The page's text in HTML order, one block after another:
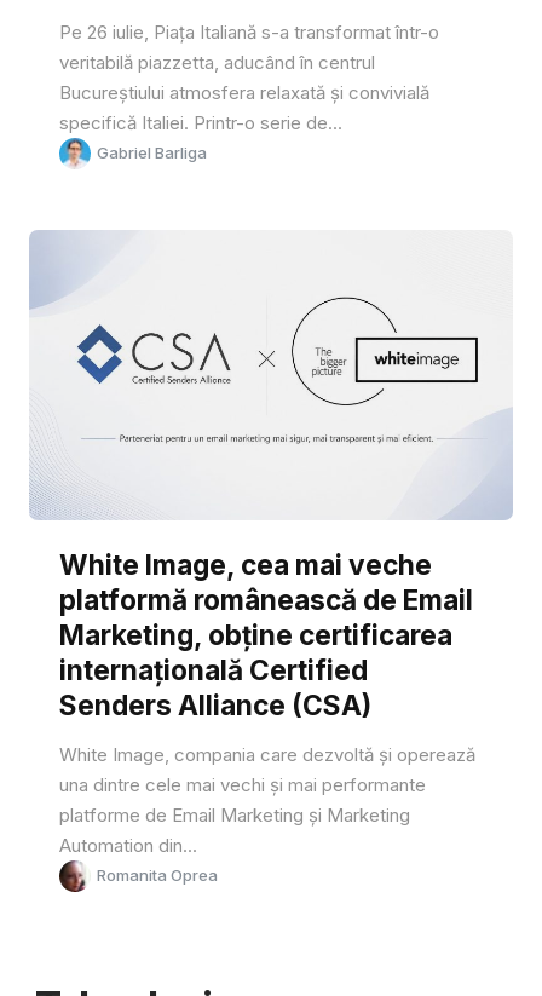
Pe 26 iulie, Piața Italiană s-a transformat într-o
veritabilă piazzetta, aducând în centrul
Bucureștiului atmosfera relaxată și convivială
specifică Italiei. Printr-o serie de...
Gabriel Barliga
White Image, cea mai veche
platformă românească de Email
Marketing, obține certificarea
internațională Certified
Senders Alliance (CSA)
White Image, compania care dezvoltă și operează
una dintre cele mai vechi și mai performante
platforme de Email Marketing și Marketing
Automation din...
Romanita Oprea